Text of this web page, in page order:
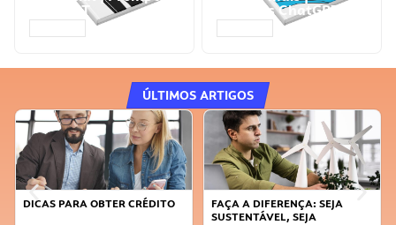
ChatGPT Prompts ChatGPT
ÚLTIMOS ARTIGOS
DICAS PARA OBTER CRÉDITO
FAÇA A DIFERENÇA: SEJA
SUSTENTÁVEL, SEJA